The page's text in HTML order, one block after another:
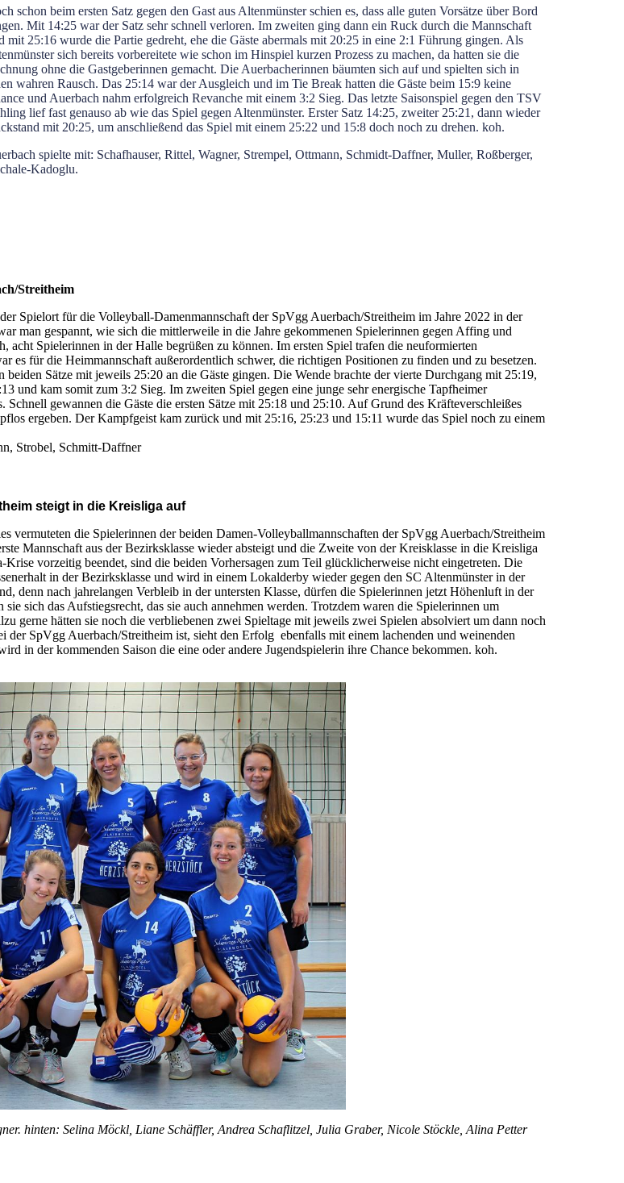
schon beim ersten Satz gegen den Gast aus Altenmünster schien es, dass alle guten Vorsätze über Bord
Mit 14:25 war der Satz sehr schnell verloren. Im zweiten ging dann ein Ruck durch die Mannschaft
mit 25:16 wurde die Partie gedreht, ehe die Gäste abermals mit 20:25 in eine 2:1 Führung gingen. Als
sich bereits vorbereitete wie schon im Hinspiel kurzen Prozess zu machen, da hatten sie die
ohne die Gastgeberinnen gemacht. Die Auerbacherinnen bäumten sich auf und spielten sich in
wahren Rausch. Das 25:14 war der Ausgleich und im Tie Break hatten die Gäste beim 15:9 keine
und Auerbach nahm erfolgreich Revanche mit einem 3:2 Sieg. Das letzte Saisonspiel gegen den TSV
lief fast genauso ab wie das Spiel gegen Altenmünster. Erster Satz 14:25, zweiter 25:21, dann wieder
mit 20:25, um anschließend das Spiel mit einem 25:22 und 15:8 doch noch zu drehen. koh.
spielte mit: Schafhauser, Rittel, Wagner, Strempel, Ottmann, Schmidt-Daffner, Muller, Roßberger,
Kadoglu.
Streitheim
Spielort für die Volleyball-Damenmannschaft der SpVgg Auerbach/Streitheim im Jahre 2022 in der
man gespannt, wie sich die mittlerweile in die Jahre gekommenen Spielerinnen gegen Affing und
Spielerinnen in der Halle begrüßen zu können. Im ersten Spiel trafen die neuformierten
es für die Heimmannschaft außerordentlich schwer, die richtigen Positionen zu finden und zu besetzen.
Sätze mit jeweils 25:20 an die Gäste gingen. Die Wende brachte der vierte Durchgang mit 25:19,
und kam somit zum 3:2 Sieg. Im zweiten Spiel gegen eine junge sehr energische Tapfheimer
Schnell gewannen die Gäste die ersten Sätze mit 25:18 und 25:10. Auf Grund des Kräfteverschleißes
ergeben. Der Kampfgeist kam zurück und mit 25:16, 25:23 und 15:11 wurde das Spiel noch zu einem
Strobel, Schmitt-Daffner
steigt in die Kreisliga auf
vermuteten die Spielerinnen der beiden Damen-Volleyballmannschaften der SpVgg Auerbach/Streitheim
Mannschaft aus der Bezirksklasse wieder absteigt und die Zweite von der Kreisklasse in die Kreisliga
vorzeitig beendet, sind die beiden Vorhersagen zum Teil glücklicherweise nicht eingetreten. Die
in der Bezirksklasse und wird in einem Lokalderby wieder gegen den SC Altenmünster in der
denn nach jahrelangen Verbleib in der untersten Klasse, dürfen die Spielerinnen jetzt Höhenluft in der
sich das Aufstiegsrecht, das sie auch annehmen werden. Trotzdem waren die Spielerinnen um
gerne hätten sie noch die verbliebenen zwei Spieltage mit jeweils zwei Spielen absolviert um dann noch
SpVgg Auerbach/Streitheim ist, sieht den Erfolg ebenfalls mit einem lachenden und weinenden
in der kommenden Saison die eine oder andere Jugendspielerin ihre Chance bekommen. koh.
hinten: Selina Möckl, Liane Schäffler, Andrea Schaflitzel, Julia Graber, Nicole Stöckle, Alina Petter